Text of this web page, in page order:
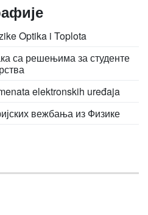
Optika i Toplota
са решењима за студенте
elektronskih uređaja
вежбања из Физике